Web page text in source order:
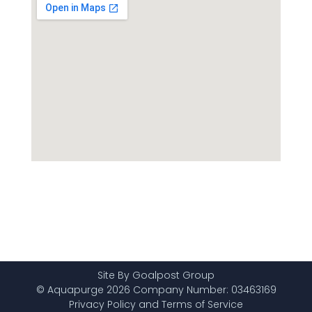
Site By Goalpost Group
© Aquapurge 2026 Company Number: 03463169
Privacy Policy and Terms of Service